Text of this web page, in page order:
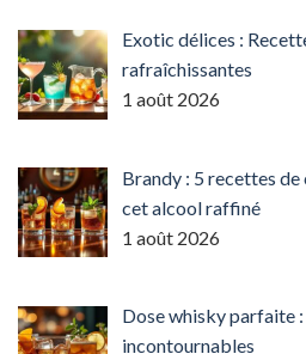
Exotic délices :
rafraîchissantes
1 août 2026
Brandy : 5 recettes
cet alcool raffiné
1 août 2026
Dose whisky parfaite
incontournables